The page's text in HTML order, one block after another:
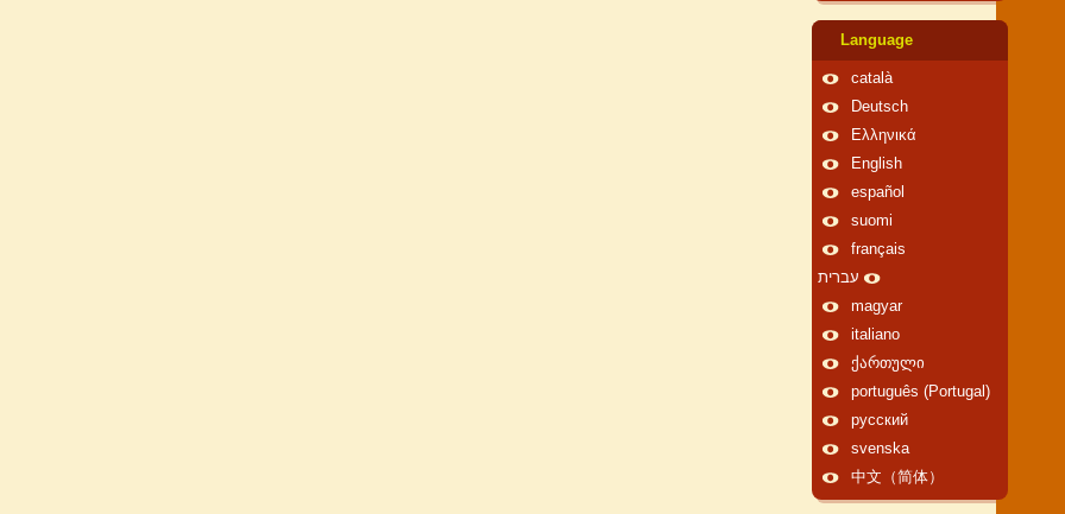
Language
català
Deutsch
Ελληνικά
English
español
suomi
français
עברית
magyar
italiano
ქართული
português (Portugal)
русский
svenska
中文（简体）